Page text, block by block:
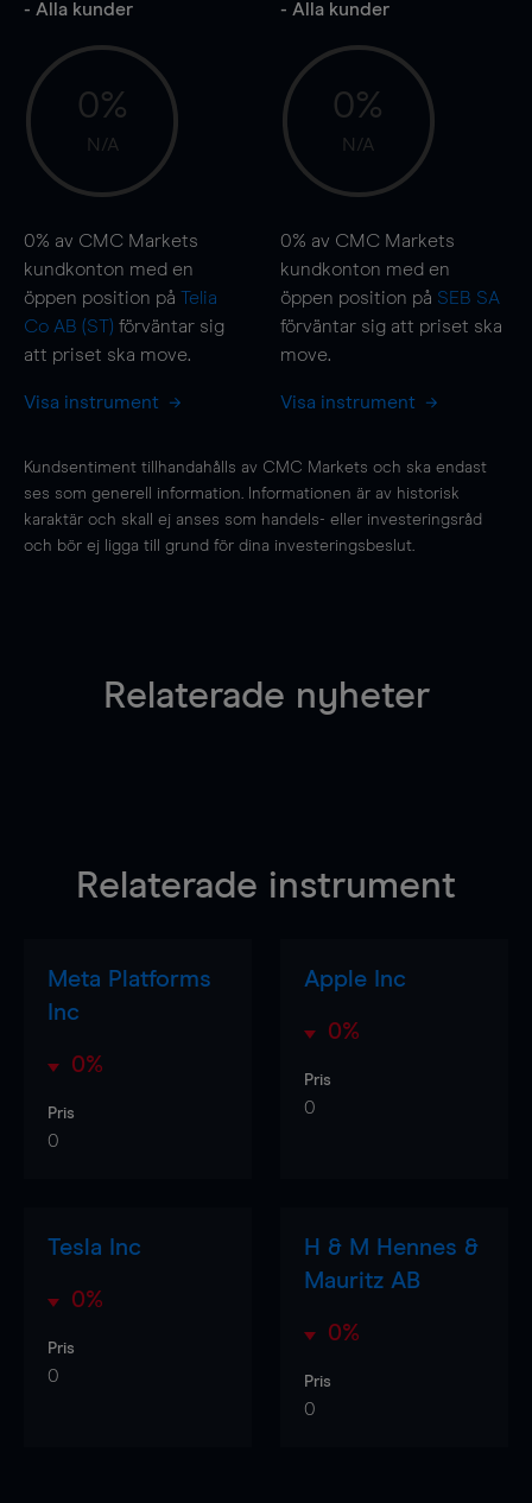
- Alla kunder
0%
N/A
0% av CMC Markets
kundkonton med en
öppen position på Telia
Co AB (ST) förväntar sig
att priset ska move.
Visa instrument
- Alla kunder
0%
N/A
0% av CMC Markets
kundkonton med en
öppen position på SEB SA
förväntar sig att priset ska
move.
Visa instrument
Kundsentiment tillhandahålls av CMC Markets och ska endast
ses som generell information. Informationen är av historisk
karaktär och skall ej anses som handels- eller investeringsråd
och bör ej ligga till grund för dina investeringsbeslut.
Relaterade nyheter
Relaterade instrument
Meta Platforms
Inc
0%
Pris
0
Apple Inc
0%
Pris
0
Tesla Inc
0%
Pris
0
H & M Hennes &
Mauritz AB
0%
Pris
0